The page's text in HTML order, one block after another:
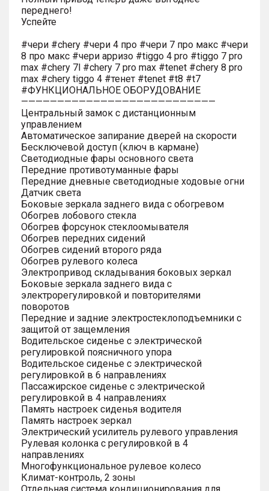
переднего!
Успейте
#чери #chery #чери 4 про #чери 7 про макс #чери
8 про макс #чери арризо #tiggo 4 pro #tiggo 7 pro
max #chery 7l #chery 7 pro max #tenet #chery 8 pro
max #chery tiggo 4 #тенет #tenet #t8 #t7
#ФУНКЦИОНАЛЬНОЕ ОБОРУДОВАНИЕ
———————————————————————————
Центральный замок с дистанционным
управлением
Автоматическое запирание дверей на скорости
Бесключевой доступ (ключ в кармане)
Светодиодные фары основного света
Передние противотуманные фары
Передние дневные светодиодные ходовые огни
Датчик света
Боковые зеркала заднего вида с обогревом
Обогрев лобового стекла
Обогрев форсунок стеклоомывателя
Обогрев передних сидений
Обогрев сидений второго ряда
Обогрев рулевого колеса
Электропривод складывания боковых зеркал
Боковые зеркала заднего вида с
электрорегулировкой и повторителями
поворотов
Передние и задние электростеклоподъемники с
защитой от защемления
Водительское сиденье с электрической
регулировкой поясничного упора
Водительское сиденье с электрической
регулировкой в 6 направлениях
Пассажирское сиденье с электрической
регулировкой в 4 направлениях
Память настроек сиденья водителя
Память настроек зеркал
Электрический усилитель рулевого управления
Рулевая колонка с регулировкой в 4
направлениях
Многофункциональное рулевое колесо
Климат-контроль, 2 зоны
Отдельная система кондиционирования для